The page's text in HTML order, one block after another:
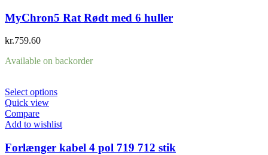
MyChron5 Rat Rødt med 6 huller
kr.759.60
Available on backorder
Select options
Quick view
Compare
Add to wishlist
Forlænger kabel 4 pol 719 712 stik